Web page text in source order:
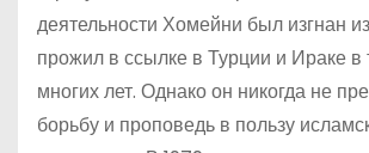
деятельности Хомейни был изгнан
прожил в ссылке в Турции и Ираке в
многих лет. Однако он никогда не
борьбу и проповедь в пользу